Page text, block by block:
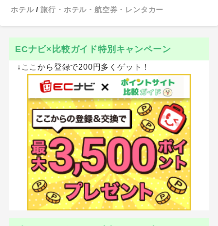
ホテル
旅行・ホテル・航空券・レンタカー
ECナビ×比較ガイド特別キャンペーン
↓ここから登録で200円多くゲット！